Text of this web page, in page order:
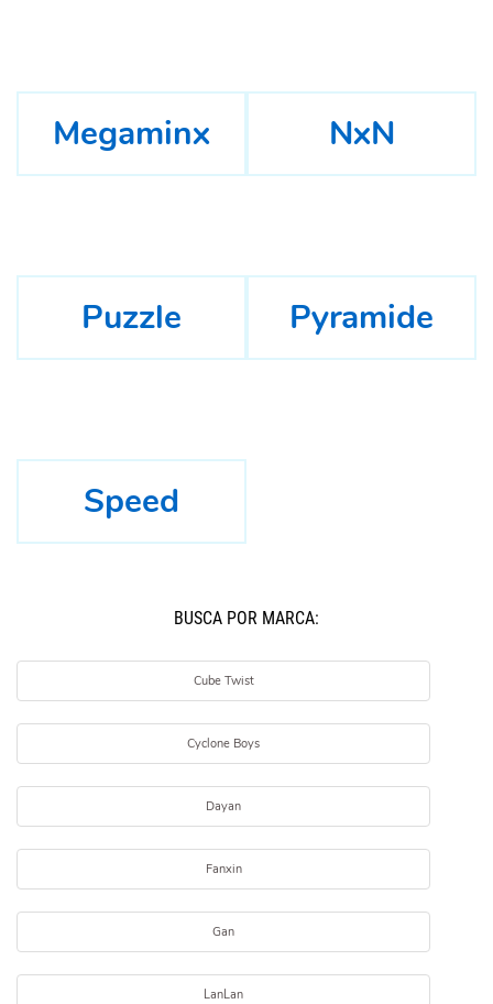
Megaminx NxN
Puzzle Pyramide
Speed
BUSCÁ POR MARCA:
Cube Twist
Cyclone Boys
Dayan
Fanxin
Gan
LanLan